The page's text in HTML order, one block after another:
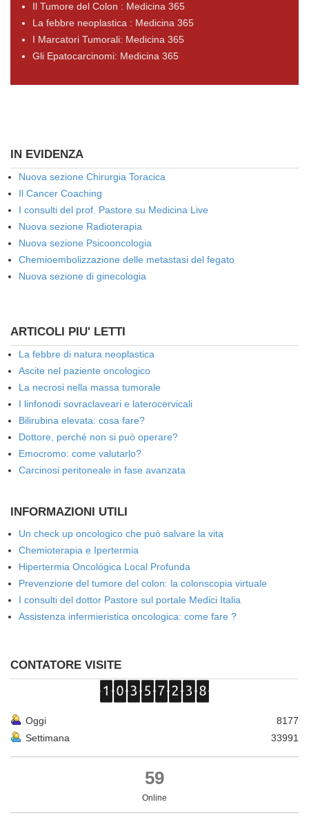
Il Tumore del Colon : Medicina 365
La febbre neoplastica : Medicina 365
I Marcatori Tumorali: Medicina 365
Gli Epatocarcinomi: Medicina 365
IN EVIDENZA
Nuova sezione Chirurgia Toracica
Il Cancer Coaching
I consulti del prof. Pastore su Medicina Live
Nuova sezione Radioterapia
Nuova sezione Psicooncologia
Chemioembolizzazione delle metastasi del fegato
Nuova sezione di ginecologia
ARTICOLI PIU' LETTI
La febbre di natura neoplastica
Ascite nel paziente oncologico
La necrosi nella massa tumorale
I linfonodi sovraclaveari e laterocervicali
Bilirubina elevata: cosa fare?
Dottore, perché non si può operare?
Emocromo: come valutarlo?
Carcinosi peritoneale in fase avanzata
INFORMAZIONI UTILI
Un check up oncologico che può salvare la vita
Chemioterapia e Ipertermia
Hipertermia Oncológica Local Profunda
Prevenzione del tumore del colon: la colonscopia virtuale
I consulti del dottor Pastore sul portale Medici Italia
Assistenza infermieristica oncologica: come fare ?
CONTATORE VISITE
Oggi
8177
Settimana
33991
59
Online